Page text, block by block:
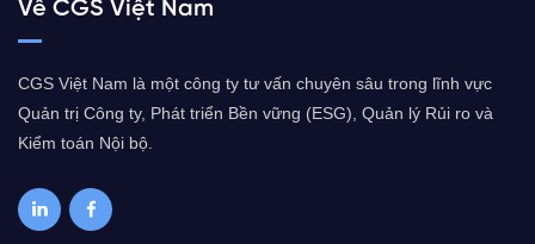
Về CGS Việt Nam
CGS Việt Nam là một công ty tư vấn chuyên sâu trong lĩnh vực
Quản trị Công ty, Phát triển Bền vững (ESG), Quản lý Rủi ro và
Kiểm toán Nội bộ.